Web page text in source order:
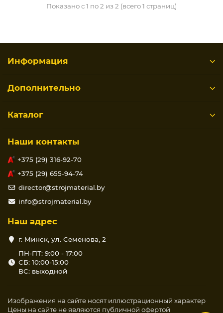
Показано с 1 по 2 из 2 (всего 1 страниц)
Информация
Дополнительно
Каталог
Наши контакты
+375 (29) 316-92-70
+375 (29) 655-94-74
director@strojmaterial.by
info@strojmaterial.by
Наш адрес
г. Минск, ул. Семенова, 2
ПН-ПТ: 9:00 - 17:00
СБ: 10:00-15:00
ВС: выходной
Изображения на сайте носят иллюстрационный характер
Цены на сайте не являются публичной офертой